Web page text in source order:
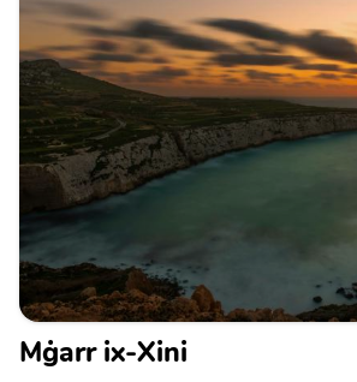
Mġarr ix-Xini